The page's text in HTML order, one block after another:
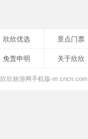
欣欣优选 景点门票
免责申明 关于欣欣
欣欣旅游网手机版-m.cncn.com